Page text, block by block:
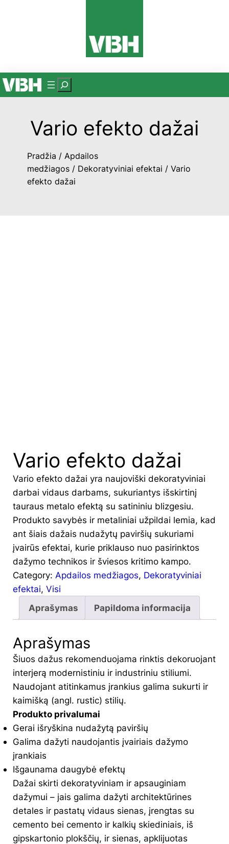
P
a
e
k
a
Vario efekto dažai
Pradžia /Apdailos
medžiagos / Dekoratyviniai efektai / Vario
efekto dažai
Vario efekto dažai
Vario efekto dažai yra naujoviški dekoratyviniai
darbai vidaus darbams, sukuriantys išskirtinį
tauraus metalo efektą su satininiu blizgesiu.
Produkto savybės ir metaliniai užpildai lemia, kad
ant šiais dažais nudažytų paviršių sukuriami
įvairūs efektai, kurie priklauso nuo pasirinktos
dažymo technikos ir šviesos kritimo kampo.
Category: Apdailos medžiagos, Dekoratyviniai
efektai, Visi
Aprašymas
Papildoma informacija
Aprašymas
Šiuos dažus rekomenduojama rinktis dekoruojant
interjerą modernistiniu ir industriniu stiliumi.
Naudojant atitinkamus įrankius galima sukurti ir
kaimišką (angl. rustic) stilių.
Produkto privalumai
Gerai išryškina nudažytą paviršių
Galima dažyti naudojantis įvairiais dažymo
įrankiais
Išgaunama daugybė efektų
Dažai skirti dekoratyviniam ir apsauginiam
dažymui – jais galima dažyti architektūrines
detales ir pastatų vidaus sienas, įrengtas su
cemento bei cemento ir kalkių skiediniais, iš
gipskartonio plokščių, ir sienas, apklijuotas